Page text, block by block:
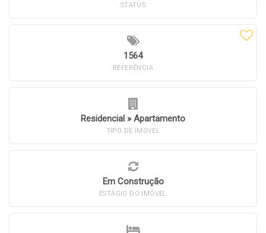
STATUS
1564
REFERÊNCIA
Residencial » Apartamento
TIPO DE IMÓVEL
Em Construção
ESTÁGIO DO IMÓVEL